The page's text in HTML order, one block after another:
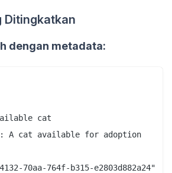
Ditingkatkan
dengan metadata:
cat
A cat available for adoption
70aa-764f-b315-e2803d882a24"